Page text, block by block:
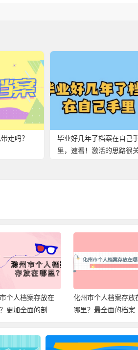
走吗？
毕业好几年了档案在自己
里，速看！激活的思路很
个人档案存放在
更加全面的剖析
化州市个人档案存放
哪里？最全面的档案